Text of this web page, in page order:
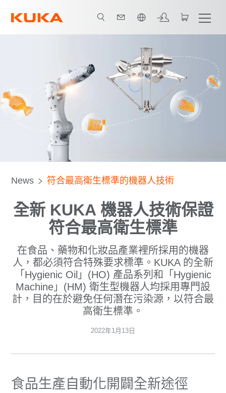
Hygienic Oil Robots Hygienic Machines Contact
News 符合最高衛生標準的機器人技術
全新 KUKA 機器人技術保證
符合最高衛生標準
在食品、藥物和化妝品產業裡所採用的機器
人，都必須符合特殊要求標準。KUKA 的全新
「Hygienic Oil」(HO) 產品系列和「Hygienic
Machine」(HM) 衛生型機器人均採用專門設
計，目的在於避免任何潛在污染源，以符合最
高衛生標準。
2022年1月13日
食品生產自動化開闢全新途徑